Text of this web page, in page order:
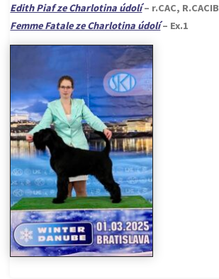
Edith Piaf ze Charlotina údolí– r.CAC, R.CACIB
Femme Fatale ze Charlotina údolí– Ex.1